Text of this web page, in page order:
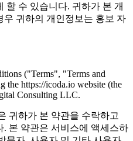
할 수 있습니다. 귀하가 본 개
귀하의 개인정보는 홍보 자
("Terms", "Terms and
the https://icoda.io website (the
Consulting LLC.
귀하가 본 약관을 수락하고
본 약관은 서비스에 액세스하